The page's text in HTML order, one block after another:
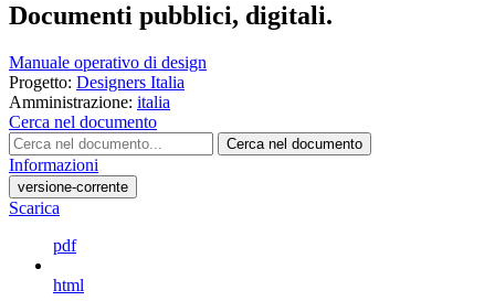
Documenti pubblici, digitali.
Manuale operativo di design
Progetto: Designers Italia
Amministrazione: italia
Cerca nel documento
Cerca nel documento
Informazioni
versione-corrente
Scarica
pdf
html